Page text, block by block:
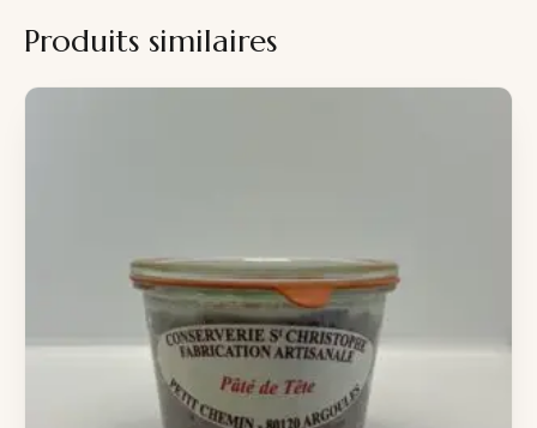
Produits similaires